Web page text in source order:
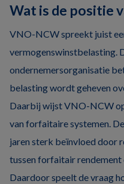
Wat is de positie
VNO-NCW spreekt juist
vermogenswinstbelasting.
ondernemersorganisatie
belasting wordt geheven
Daarbij wijst VNO-NCW
van forfaitaire systemen.
jaren sterk beïnvloed door
tussen forfaitair
Daardoor speelt de vraag